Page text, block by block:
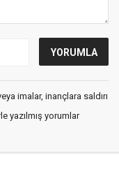
imalar, inançlara saldırı
yazılmış yorumlar